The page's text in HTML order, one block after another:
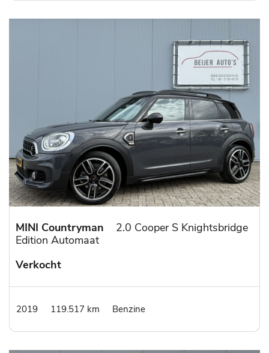
MINI Countryman
2.0 Cooper S Knightsbridge
Edition Automaat
Verkocht
2019 119.517 km Benzine